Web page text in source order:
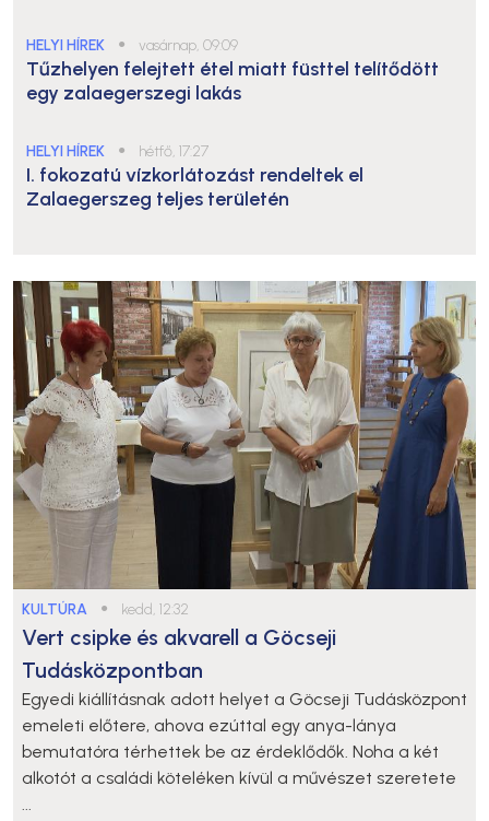
HELYI HÍREK ● vasárnap, 09:09
Tűzhelyen felejtett étel miatt füsttel telítődött
egy zalaegerszegi lakás
HELYI HÍREK ● hétfő, 17:27
I. fokozatú vízkorlátozást rendeltek el
Zalaegerszeg teljes területén
KULTÚRA ● kedd, 12:32
Vert csipke és akvarell a Göcseji
Tudásközpontban
Egyedi kiállításnak adott helyet a Göcseji Tudásközpont
emeleti előtere, ahova ezúttal egy anya-lánya
bemutatóra térhettek be az érdeklődők. Noha a két
alkotót a családi köteléken kívül a művészet szeretete
...